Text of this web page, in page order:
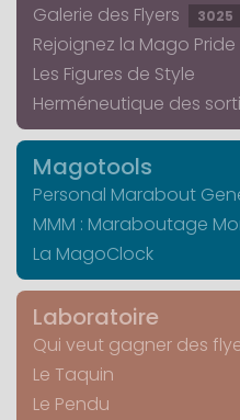
Galerie des Flyers
3025
Rejoignez la Mago Pride
Les Figures de Style
Herméneutique des
Magotools
Personal Marabout
MMM : Maraboutage
La MagoClock
Laboratoire
Qui veut gagner des
Le Taquin
Le Pendu